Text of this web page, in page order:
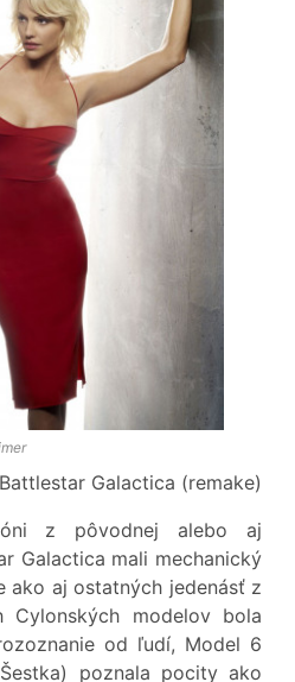
Galactica (remake)
z pôvodnej alebo aj
Galactica mali mechanický
ako aj ostatných jedenásť z
Cylonských modelov bola
od ľudí, Model 6
poznala pocity ako